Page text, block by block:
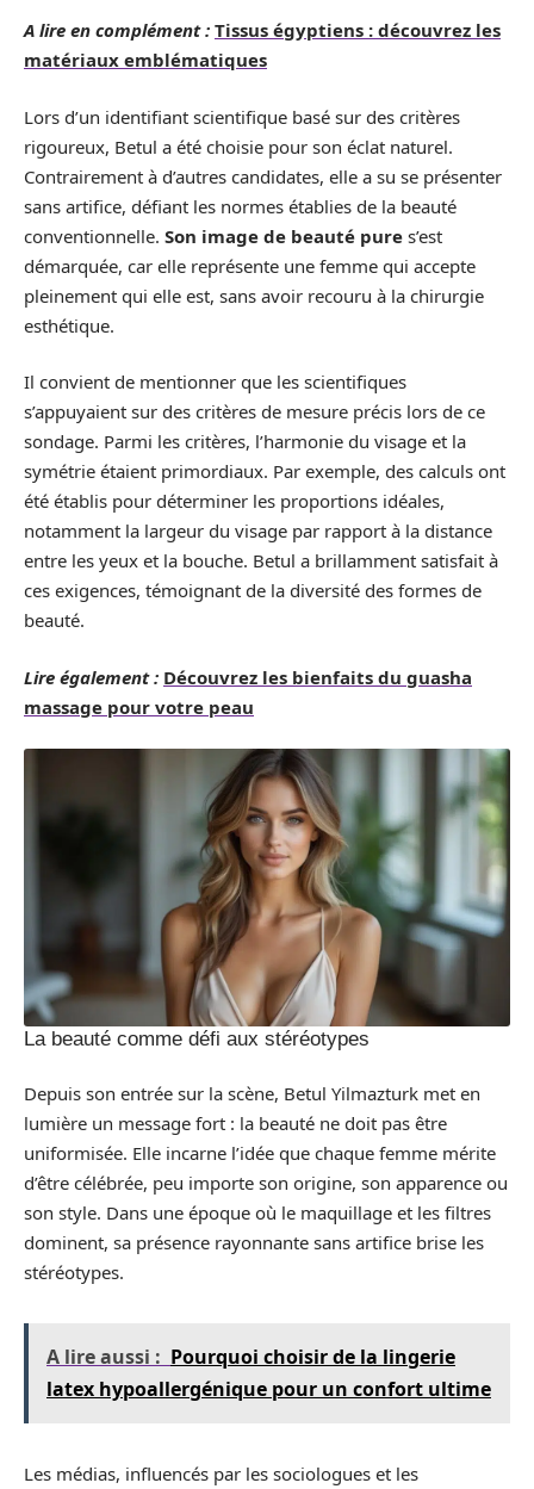
A lire en complément : Tissus égyptiens : découvrez les
matériaux emblématiques
Lors d’un identifiant scientifique basé sur des critères
rigoureux, Betul a été choisie pour son éclat naturel.
Contrairement à d’autres candidates, elle a su se présenter
sans artifice, défiant les normes établies de la beauté
conventionnelle. Son image de beauté pure s’est
démarquée, car elle représente une femme qui accepte
pleinement qui elle est, sans avoir recouru à la chirurgie
esthétique.
Il convient de mentionner que les scientifiques
s’appuyaient sur des critères de mesure précis lors de ce
sondage. Parmi les critères, l’harmonie du visage et la
symétrie étaient primordiaux. Par exemple, des calculs ont
été établis pour déterminer les proportions idéales,
notamment la largeur du visage par rapport à la distance
entre les yeux et la bouche. Betul a brillamment satisfait à
ces exigences, témoignant de la diversité des formes de
beauté.
Lire également : Découvrez les bienfaits du guasha
massage pour votre peau
La beauté comme défi aux stéréotypes
Depuis son entrée sur la scène, Betul Yilmazturk met en
lumière un message fort : la beauté ne doit pas être
uniformisée. Elle incarne l’idée que chaque femme mérite
d’être célébrée, peu importe son origine, son apparence ou
son style. Dans une époque où le maquillage et les filtres
dominent, sa présence rayonnante sans artifice brise les
stéréotypes.
A lire aussi : Pourquoi choisir de la lingerie
latex hypoallergénique pour un confort ultime
Les médias, influencés par les sociologues et les